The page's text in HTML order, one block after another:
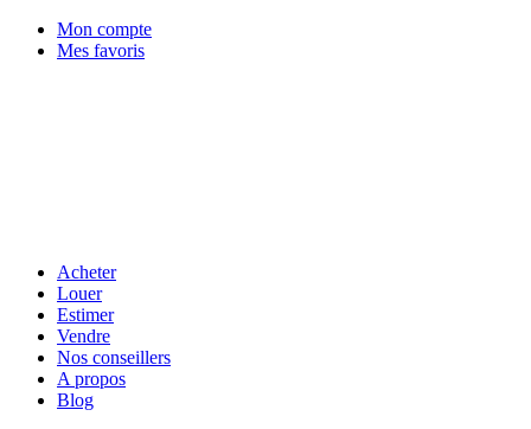
Mon compte
Mes favoris
Acheter
Louer
Estimer
Vendre
Nos conseillers
A propos
Blog